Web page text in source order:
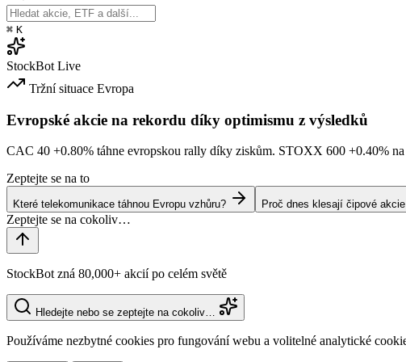
⌘ K
StockBot Live
Tržní situace Evropa
Evropské akcie na rekordu díky optimismu z výsledků
CAC 40 +0.80% táhne evropskou rally díky ziskům. STOXX 600 +0.40%
Zeptejte se na to
Které telekomunikace táhnou Evropu vzhůru? Proč dnes klesají čipové
StockBot zná 80,000+ akcií po celém světě
Hledejte nebo se zeptejte na cokoliv…
Používáme nezbytné cookies pro fungování webu a volitelné analytické